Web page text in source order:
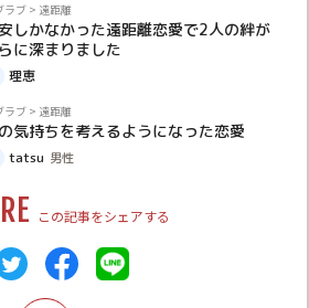
ラブ > 遠距離
しかなかった遠距離恋愛で2人の絆が
に深まりました
理恵
ラブ > 遠距離
気持ちを考えるようになった恋愛
tatsu 男性
この記事をシェアする